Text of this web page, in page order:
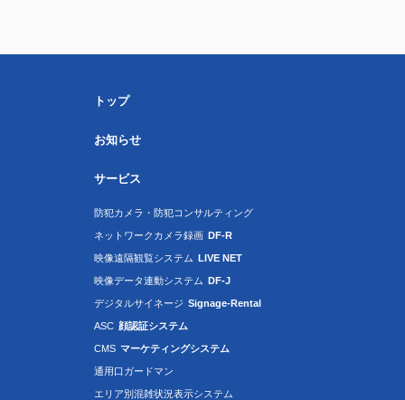
トップ
お知らせ
サービス
防犯カメラ・防犯コンサルティング
ネットワークカメラ録画 DF-R
映像遠隔観覧システム LIVE NET
映像データ連動システム DF-J
デジタルサイネージ Signage-Rental
ASC 顔認証システム
CMS マーケティングシステム
通用口ガードマン
エリア別混雑状況表示システム